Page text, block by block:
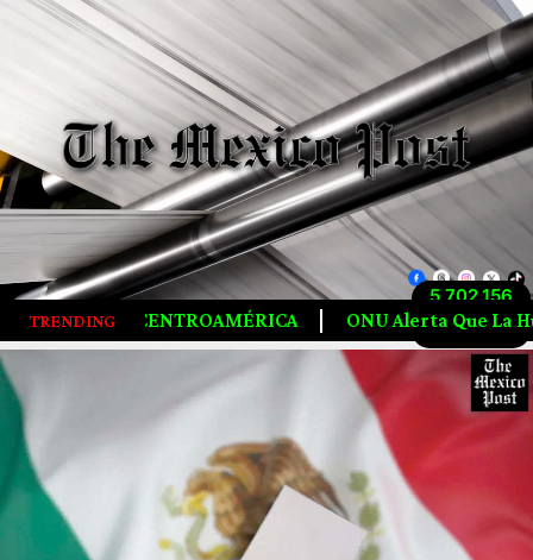
Visitas totales
5,702,156
TRENDINGONU Alerta Que La Humanidad Agotó Los